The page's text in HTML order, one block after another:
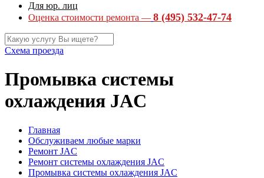
Для юр. лиц
Оценка стоимости ремонта — 8 (495) 532-47-74
Схема проезда
Промывка системы
охлаждения JAC
Главная
Обслуживаем любые марки
Ремонт JAC
Ремонт системы охлаждения JAC
Промывка системы охлаждения JAC